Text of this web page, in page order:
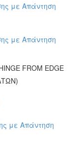
με Απάντηση
με Απάντηση
FROM EDGE
με Απάντηση